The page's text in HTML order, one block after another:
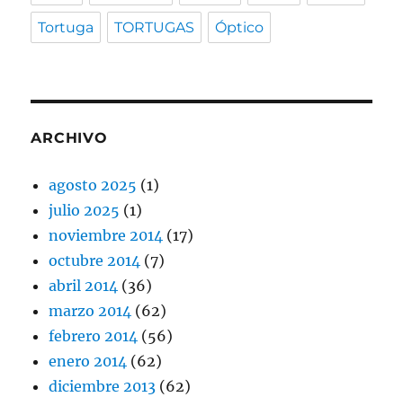
Tortuga TORTUGAS Óptico
ARCHIVO
agosto 2025 (1)
julio 2025 (1)
noviembre 2014 (17)
octubre 2014 (7)
abril 2014 (36)
marzo 2014 (62)
febrero 2014 (56)
enero 2014 (62)
diciembre 2013 (62)